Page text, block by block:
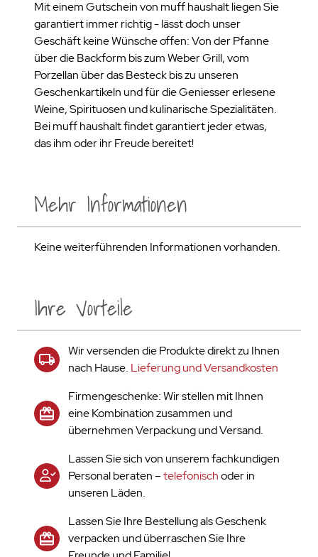
Mit einem Gutschein von muff haushalt liegen Sie
garantiert immer richtig - lässt doch unser
Geschäft keine Wünsche offen: Von der Pfanne
über die Backform bis zum Weber Grill, vom
Porzellan über das Besteck bis zu unseren
Geschenkartikeln und für die Geniesser erlesene
Weine, Spirituosen und kulinarische Spezialitäten.
Bei muff haushalt findet garantiert jeder etwas,
das ihm oder ihr Freude bereitet!
Ihre Vorteile
Wir versenden die Produkte direkt zu Ihnen
nach Hause. Lieferung und Versandkosten
Firmengeschenke: Wir stellen mit Ihnen
eine Kombination zusammen und
übernehmen Verpackung und Versand.
Lassen Sie sich von unserem fachkundigen
Personal beraten –telefonischoder in
unseren Läden.
Lassen Sie Ihre Bestellung als Geschenk
verpacken und überraschen Sie Ihre
Mehr Informationen
Keine weiterführenden Informationen vorhanden.